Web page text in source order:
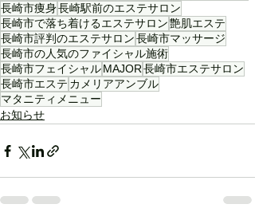
長崎市痩身長崎駅前のエステサロン
長崎市で落ち着けるエステサロン艶肌エステ
長崎市評判のエステサロン長崎市マッサージ
長崎市の人気のファイシャル施術
長崎市フェイシャルMAJOR長崎市エステサロン
長崎市エステ カメリアアンブル
マタニティメニュー
お知らせ